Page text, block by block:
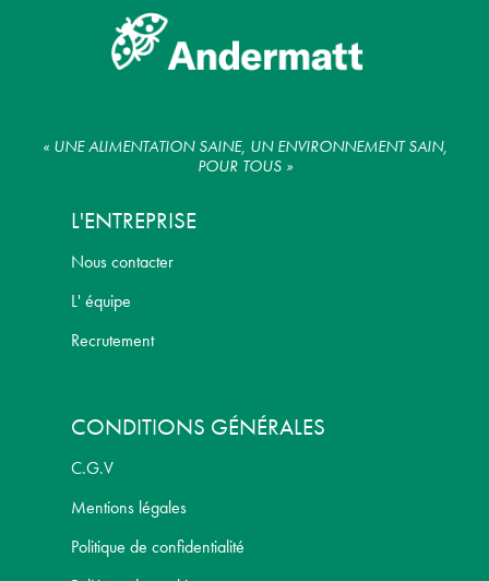
« UNE ALIMENTATION SAINE, UN ENVIRONNEMENT SAIN,
POUR TOUS »
L'ENTREPRISE
Nous contacter
L' équipe
Recrutement
CONDITIONS GÉNÉRALES
C.G.V
Mentions légales
Politique de confidentialité